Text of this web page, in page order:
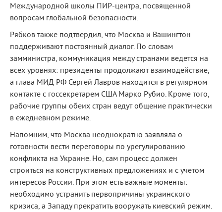
Международной школы ПИР-центра, посвященной
вопросам глобальной безопасности.
Рябков также подтвердил, что Москва и Вашингтон
поддерживают постоянный диалог. По словам
замминистра, коммуникация между странами ведется на
всех уровнях: президенты продолжают взаимодействие,
а глава МИД РФ Сергей Лавров находится в регулярном
контакте с госсекретарем США Марко Рубио. Кроме того,
рабочие группы обеих стран ведут общение практически
в ежедневном режиме.
Напомним, что Москва неоднократно заявляла о
готовности вести переговоры по урегулированию
конфликта на Украине. Но, сам процесс должен
строиться на конструктивных предложениях и с учетом
интересов России. При этом есть важные моменты:
необходимо устранить первопричины украинского
кризиса, а Западу прекратить вооружать киевский режим.